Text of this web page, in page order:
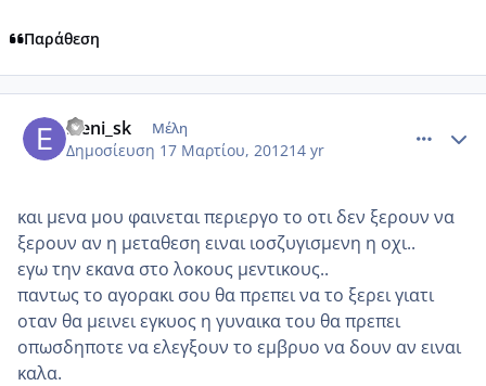
Παράθεση
Eleni_sk Μέλη
Δημοσίευση 17 Μαρτίου, 201214 yr
και μενα μου φαινεται περιεργο το οτι δεν ξερουν να
ξερουν αν η μεταθεση ειναι ιοσζυγισμενη η οχι..
εγω την εκανα στο λοκους μεντικους..
παντως το αγορακι σου θα πρεπει να το ξερει γιατι
οταν θα μεινει εγκυος η γυναικα του θα πρεπει
οπωσδηποτε να ελεγξουν το εμβρυο να δουν αν ειναι
καλα.